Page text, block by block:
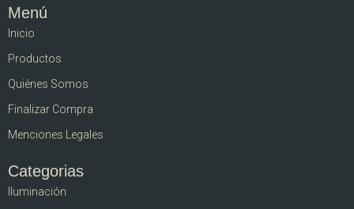
Menú
Inicio
Productos
Quiénes Somos
Finalizar Compra
Menciones Legales
Categorias
Iluminación